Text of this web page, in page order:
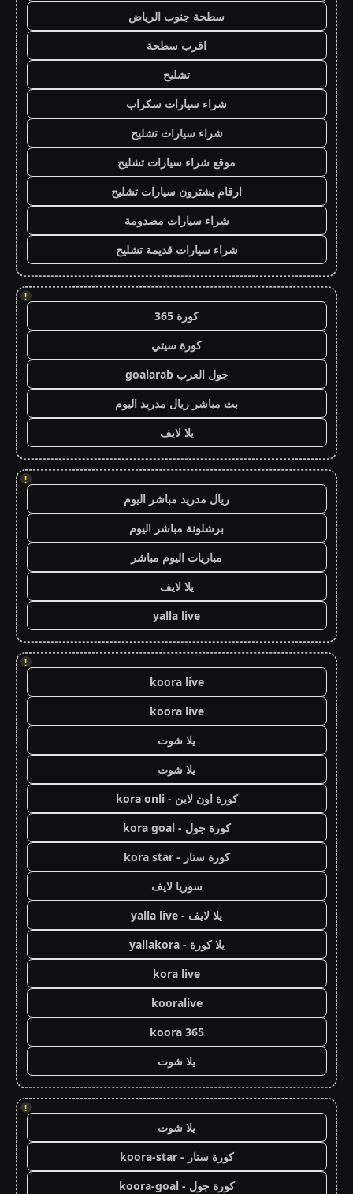
سطحة جنوب الرياض
اقرب سطحة
تشليح
شراء سيارات سكراب
شراء سيارات تشليح
موقع شراء سيارات تشليح
ارقام يشترون سيارات تشليح
شراء سيارات مصدومة
شراء سيارات قديمة تشليح
!
كورة 365
كورة سيتي
جول العرب goalarab
بث مباشر ريال مدريد اليوم
يلا لايف
!
ريال مدريد مباشر اليوم
برشلونة مباشر اليوم
مباريات اليوم مباشر
يلا لايف
yalla live
!
koora live
koora live
يلا شوت
يلا شوت
كورة اون لاين - kora onli
كورة جول - kora goal
كورة ستار - kora star
سوريا لايف
يلا لايف - yalla live
يلا كورة - yallakora
kora live
kooralive
koora 365
يلا شوت
!
يلا شوت
كورة ستار - koora-star
كورة جول - koora-goal